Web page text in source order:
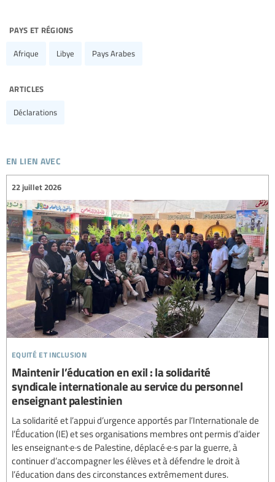
pays et régions
Afrique Libye Pays Arabes
articles
Déclarations
en lien avec
equité et inclusion
22 juillet 2026
Maintenir l’éducation en exil : la solidarité
syndicale internationale au service du personnel
enseignant palestinien
La solidarité et l’appui d’urgence apportés par l’Internationale de
l’Éducation (IE) et ses organisations membres ont permis d’aider
les enseignant·e·s de Palestine, déplacé·e·s par la guerre, à
continuer d’accompagner les élèves et à défendre le droit à
l’éducation dans des circonstances extrêmement dures.